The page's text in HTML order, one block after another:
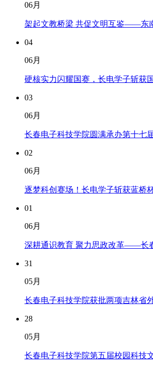
06月
架起文教桥梁 共促文明互鉴——东
04
06月
硬核实力闪耀国赛，长电学子斩获
03
06月
长春电子科技学院圆满承办第十七
02
06月
逐梦科创赛场！长电学子斩获蓝桥
01
06月
深耕通识教育 聚力思政改革——长
31
05月
长春电子科技学院获批两项吉林省
28
05月
长春电子科技学院第五届校园科技